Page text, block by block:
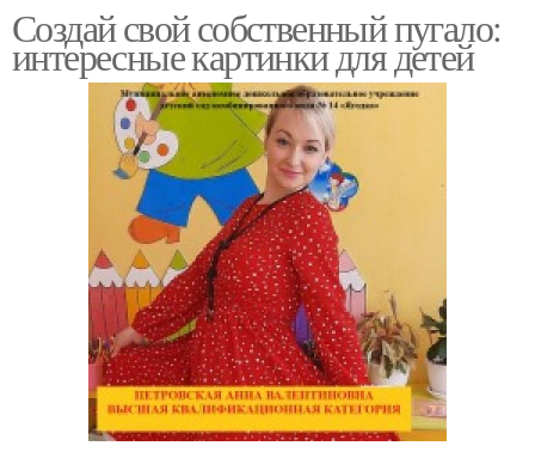
Создай свой собственный пугало:
интересные картинки для детей